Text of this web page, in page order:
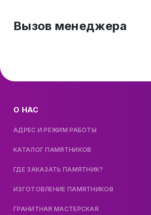
Вызов менеджера
О НАС
АДРЕС И РЕЖИМ РАБОТЫ
КАТАЛОГ ПАМЯТНИКОВ
ГДЕ ЗАКАЗАТЬ ПАМЯТНИК?
ИЗГОТОВЛЕНИЕ ПАМЯТНИКОВ
ГРАНИТНАЯ МАСТЕРСКАЯ